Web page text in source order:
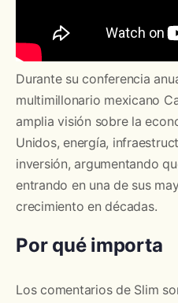
Durante su conferencia
multimillonario mexicano
amplia visión sobre la
Unidos, energía,
inversión, argumentando
entrando en una de sus
crecimiento en décadas.
Por qué importa
Los comentarios de Slim